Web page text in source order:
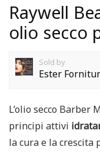
Raywell
olio secco
Sold by
Ester
L’olio secco Barber
principi attivi
la cura e la